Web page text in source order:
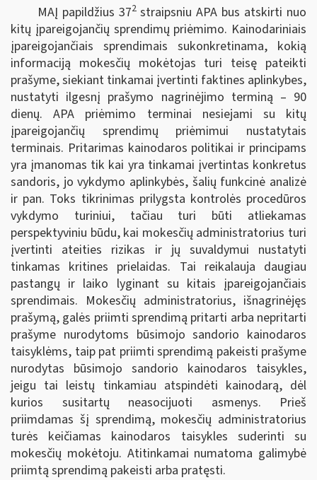
MAĮ papildžius 372straipsniu APA bus atskirti nuo
kitų įpareigojančių sprendimų priėmimo. Kainodariniais
įpareigojančiais sprendimais sukonkretinama, kokią
informaciją mokesčių mokėtojas turi teisę pateikti
prašyme, siekiant tinkamai įvertinti faktines aplinkybes,
nustatyti ilgesnį prašymo nagrinėjimo terminą – 90
dienų. APA priėmimo terminai nesiejami su kitų
įpareigojančių sprendimų priėmimui nustatytais
terminais. Pritarimas kainodaros politikai ir principams
yra įmanomas tik kai yra tinkamai įvertintas konkretus
sandoris, jo vykdymo aplinkybės, šalių funkcinė analizė
ir pan. Toks tikrinimas prilygsta kontrolės procedūros
vykdymo turiniui, tačiau turi būti atliekamas
perspektyviniu būdu, kai mokesčių administratorius turi
įvertinti ateities rizikas ir jų suvaldymui nustatyti
tinkamas kritines prielaidas. Tai reikalauja daugiau
pastangų ir laiko lyginant su kitais įpareigojančiais
sprendimais. Mokesčių administratorius, išnagrinėjęs
prašymą, galės priimti sprendimą pritarti arba nepritarti
prašyme nurodytoms būsimojo sandorio kainodaros
taisyklėms, taip pat priimti sprendimą pakeisti prašyme
nurodytas būsimojo sandorio kainodaros taisykles,
jeigu tai leistų tinkamiau atspindėti kainodarą, dėl
kurios susitartų neasocijuoti asmenys. Prieš
priimdamas šį sprendimą, mokesčių administratorius
turės keičiamas kainodaros taisykles suderinti su
mokesčių mokėtoju. Atitinkamai numatoma galimybė
priimtą sprendimą pakeisti arba pratęsti.